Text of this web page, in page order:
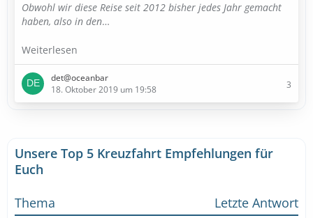
Obwohl wir diese Reise seit 2012 bisher jedes Jahr gemacht
haben, also in den…
Weiterlesen
det@oceanbar
18. Oktober 2019 um 19:58
3
Unsere Top 5 Kreuzfahrt Empfehlungen für
Euch
Thema
Letzte Antwort